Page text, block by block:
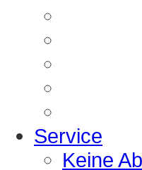
Service
Keine